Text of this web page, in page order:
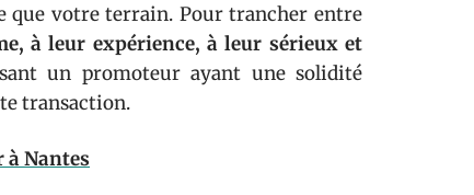
que votre terrain. Pour trancher entre
à leur expérience, à leur sérieux et
un promoteur ayant une solidité
transaction.
Nantes